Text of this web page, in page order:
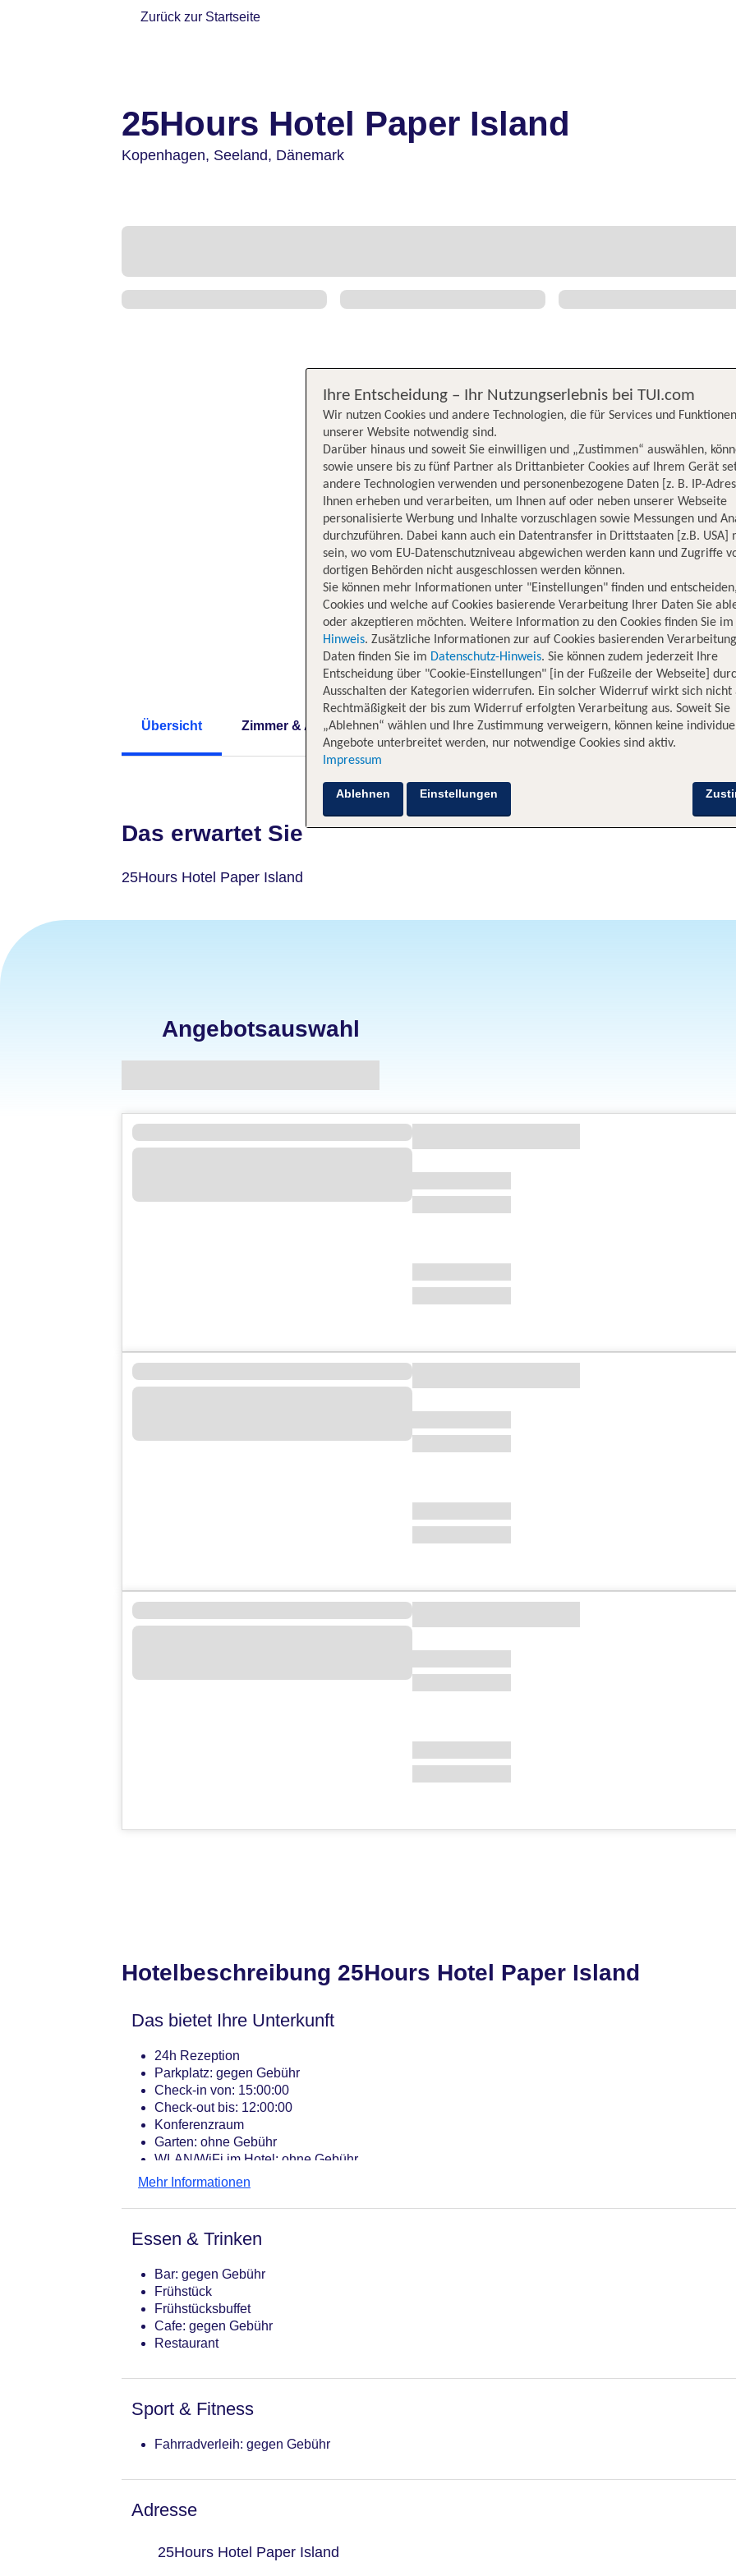
Zurück zur Startseite
25Hours Hotel Paper Island
Kopenhagen, Seeland, Dänemark
Übersicht Zimmer & Angebote Hotelinformationen Lage Bewertungen
Das erwartet Sie
25Hours Hotel Paper Island
Angebotsauswahl
Hotelbeschreibung 25Hours Hotel Paper Island
Das bietet Ihre Unterkunft
24h Rezeption
Parkplatz: gegen Gebühr
Check-in von: 15:00:00
Check-out bis: 12:00:00
Konferenzraum
Garten: ohne Gebühr
WLAN/WiFi im Hotel: ohne Gebühr
Lift: ohne Gebühr
Haustiere auf Anfrage: gegen Gebühr
Gesamtanzahl der Stockwerke: 8
Landeskategorie: 4 Sterne
Mehr Informationen
Essen & Trinken
Bar: gegen Gebühr
Frühstück
Frühstücksbuffet
Cafe: gegen Gebühr
Restaurant
Sport & Fitness
Fahrradverleih: gegen Gebühr
Adresse
25Hours Hotel Paper Island
Ihre Entscheidung – Ihr Nutzungserlebnis bei TUI.com
Wir nutzen Cookies und andere Technologien, die für Services und
unserer Website notwendig sind.
Darüber hinaus und soweit Sie einwilligen und „Zustimmen“ auswählen,
sowie unsere bis zu fünf Partner als Drittanbieter Cookies auf Ihrem Gerät
andere Technologien verwenden und personenbezogene Daten [z. B. IP-
Ihnen erheben und verarbeiten, um Ihnen auf oder neben unserer Webseite
personalisierte Werbung und Inhalte vorzuschlagen sowie Messungen und
durchzuführen. Dabei kann auch ein Datentransfer in Drittstaaten [z.B. USA]
sein, wo vom EU-Datenschutzniveau abgewichen werden kann und Zugriffe
dortigen Behörden nicht ausgeschlossen werden können.
Sie können mehr Informationen unter "Einstellungen" finden und
Cookies und welche auf Cookies basierende Verarbeitung Ihrer Daten Sie
oder akzeptieren möchten. Weitere Information zu den Cookies finden Sie im
Hinweis. Zusätzliche Informationen zur auf Cookies basierenden
Daten finden Sie im Datenschutz-Hinweis. Sie können zudem jederzeit Ihre
Entscheidung über "Cookie-Einstellungen" [in der Fußzeile der Webseite]
Ausschalten der Kategorien widerrufen. Ein solcher Widerruf wirkt sich nicht
Rechtmäßigkeit der bis zum Widerruf erfolgten Verarbeitung aus. Soweit Sie
„Ablehnen“ wählen und Ihre Zustimmung verweigern, können keine
Angebote unterbreitet werden, nur notwendige Cookies sind aktiv.
Impressum
Ablehnen Einstellungen